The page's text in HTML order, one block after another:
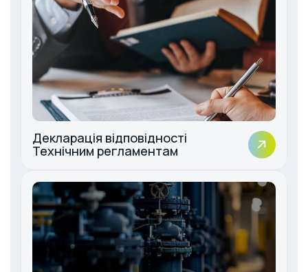
Декларація відповідності
Технічним регламентам